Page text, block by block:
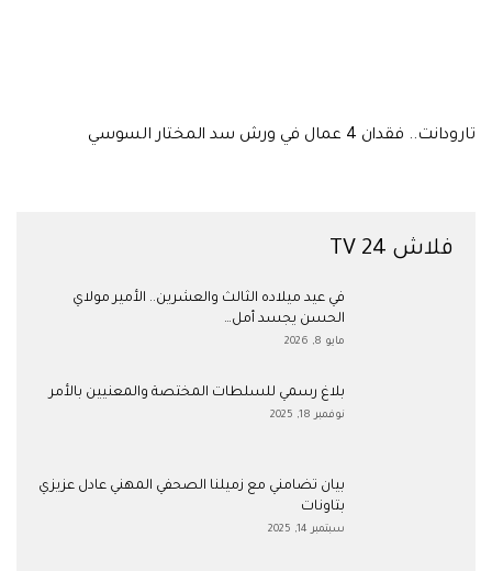
تارودانت.. فقدان 4 عمال في ورش سد المختار السوسي
فلاش 24 TV
في عيد ميلاده الثالث والعشرين.. الأمير مولاي
الحسن يجسد أمل…
مايو 8, 2026
بلاغ رسمي للسلطات المختصة والمعنيين بالأمر
نوفمبر 18, 2025
بيان تضامني مع زميلنا الصحفي المهني عادل عزيزي
بتاونات
سبتمبر 14, 2025